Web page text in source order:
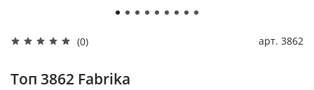
(0) арт. 3862
Топ 3862 Fabrika